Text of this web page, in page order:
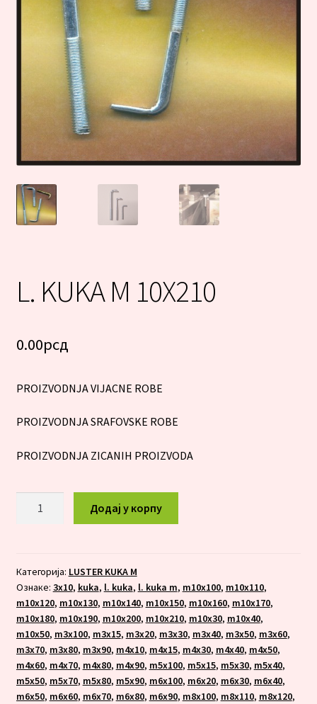
L. KUKA M 10X210
0.00рсд
PROIZVODNJA VIJACNE ROBE
PROIZVODNJA SRAFOVSKE ROBE
PROIZVODNJA ZICANIH PROIZVODA
количина
Додај у корпу
Категорија: LUSTER KUKA M
Ознаке: 3x10, kuka, l. kuka, l. kuka m, m10x100, m10x110,
m10x120, m10x130, m10x140, m10x150, m10x160, m10x170,
m10x180, m10x190, m10x200, m10x210, m10x30, m10x40,
m10x50, m3x100, m3x15, m3x20, m3x30, m3x40, m3x50, m3x60,
m3x70, m3x80, m3x90, m4x10, m4x15, m4x30, m4x40, m4x50,
m4x60, m4x70, m4x80, m4x90, m5x100, m5x15, m5x30, m5x40,
m5x50, m5x70, m5x80, m5x90, m6x100, m6x20, m6x30, m6x40,
m6x50, m6x60, m6x70, m6x80, m6x90, m8x100, m8x110, m8x120,